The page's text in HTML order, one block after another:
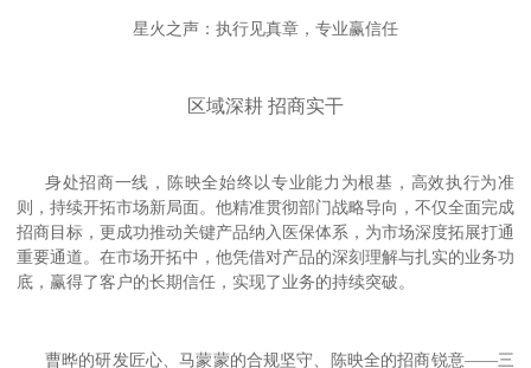
星火之声：执行见真章，专业赢信任
区域深耕 招商实干
身处招商一线，陈映全始终以专业能力为根基，高效执行为准
则，持续开拓市场新局面。他精准贯彻部门战略导向，不仅全面完成
招商目标，更成功推动关键产品纳入医保体系，为市场深度拓展打通
重要通道。在市场开拓中，他凭借对产品的深刻理解与扎实的业务功
底，赢得了客户的长期信任，实现了业务的持续突破。
曹晔的研发匠心、马蒙蒙的合规坚守、陈映全的招商锐意——三